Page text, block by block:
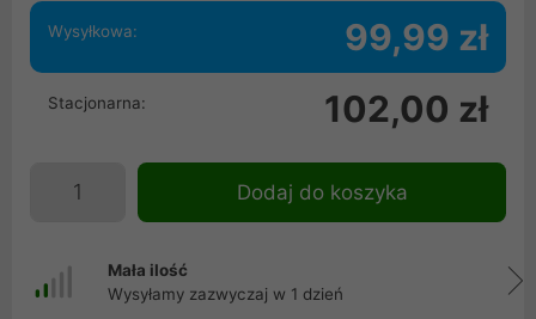
Wysyłkowa: 99,99 zł
Stacjonarna: 102,00 zł
Dodaj do koszyka
Mała ilość
Wysyłamy zazwyczaj w 1 dzień